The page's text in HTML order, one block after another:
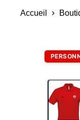
Accueil